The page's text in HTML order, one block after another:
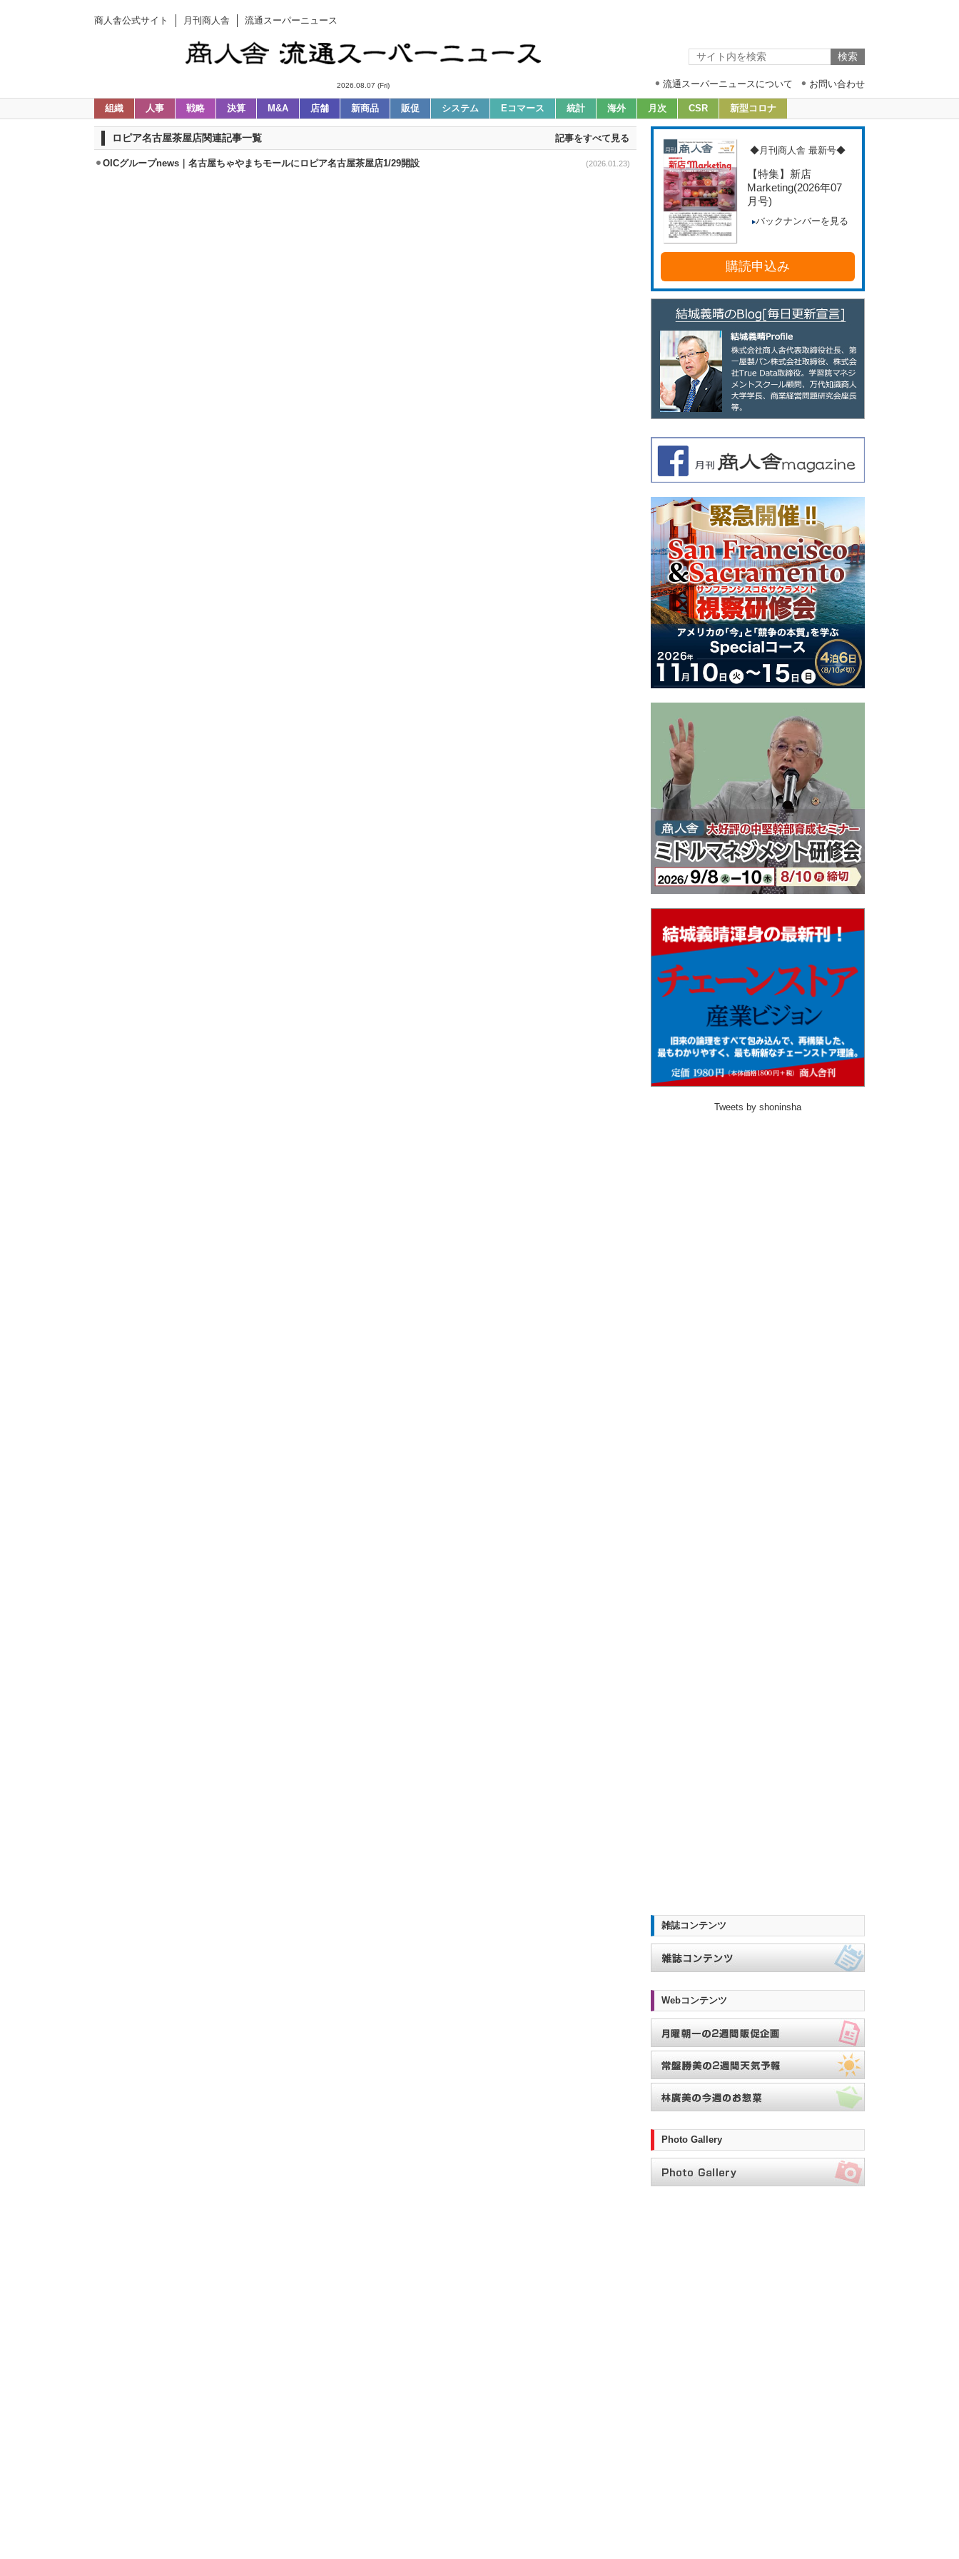
商人舎公式サイト 月刊商人舎 流通スーパーニュース
2026.08.07 (Fri) 流通スーパーニュースについて お問い合わせ
組織 人事 戦略 決算 M&A 店舗 新商品 販促 システム Eコマース 統計 海外 月次 CSR 新型コロナ
ロピア名古屋茶屋店関連記事一覧 記事をすべて見る
OICグループnews｜名古屋ちゃやまちモールにロピア名古屋茶屋店1/29開設 (2026.01.23)
◆月刊商人舎 最新号◆
【特集】新店
Marketing(2026年07
月号)
バックナンバーを見る
購読申込み
Tweets by shoninsha
雑誌コンテンツ
Webコンテンツ
Photo Gallery